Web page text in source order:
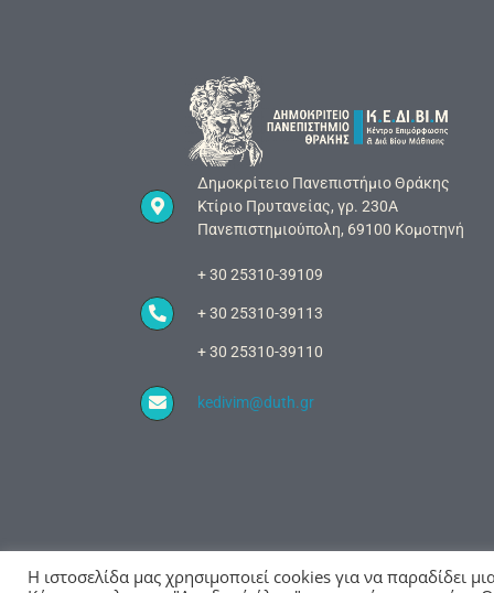
Δημοκρίτειο Πανεπιστήμιο Θράκης
Κτίριο Πρυτανείας, γρ. 230Α
Πανεπιστημιούπολη, 69100 Κομοτηνή
+ 30 25310-39109
+ 30 25310-39113
+ 30 25310-39110
kedivim@duth.gr
Η ιστοσελίδα μας χρησιμοποιεί cookies για να παραδίδει